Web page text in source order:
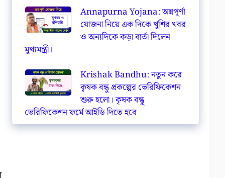
Annapurna Yojana: অন্নপূর্ণা
যোজনা নিয়ে এক দিকে খুশির খবর
ও অন্যদিকে কড়া বার্তা দিলেন
মুখ্যমন্ত্রী।
Krishak Bandhu: নতুন করে
কৃষক বন্ধু প্রকল্পের ভেরিফিকেশন
শুরু হলো। কৃষক বন্ধু
ভেরিফিকেশন ফর্মে আইডি দিতে হবে